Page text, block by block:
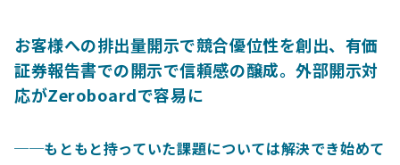
お客様への排出量開示で競合優位性を創出、有価
証券報告書での開示で信頼感の醸成。外部開示対
応がZeroboardで容易に
──もともと持っていた課題については解決でき始めて